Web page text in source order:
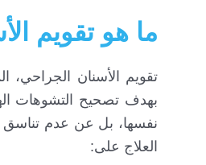
ما هو تقويم
تقويم الأسنان الجراحي،
بهدف تصحيح التشوهات
نفسها، بل عن عدم تناسق
العلاج على: